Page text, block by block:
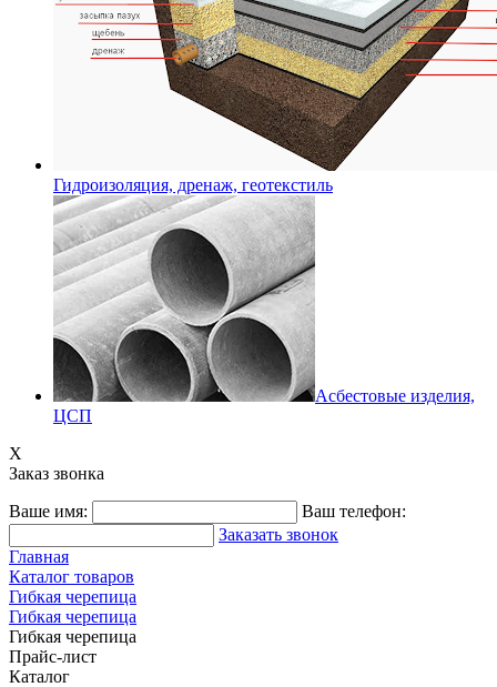
Гидроизоляция, дренаж, геотекстиль
Асбестовые изделия,
ЦСП
X
Заказ звонка
Ваше имя:
Ваш телефон:
Заказать звонок
Главная
Каталог товаров
Гибкая черепица
Гибкая черепица
Гибкая черепица
Прайс-лист
Каталог